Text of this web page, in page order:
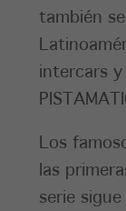
también
intercars
Los
las
serie